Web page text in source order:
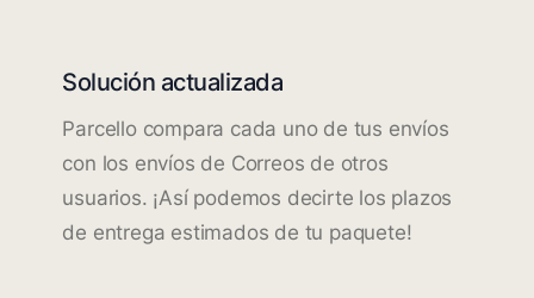
Solución actualizada
Parcello compara cada uno de tus envíos
con los envíos de Correos de otros
usuarios. ¡Así podemos decirte los plazos
de entrega estimados de tu paquete!